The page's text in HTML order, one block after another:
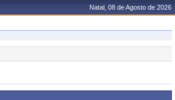
Natal, 08 de Agosto de 2026